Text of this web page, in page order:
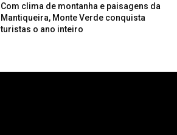
Com clima de montanha e paisagens da
Mantiqueira, Monte Verde conquista
turistas o ano inteiro